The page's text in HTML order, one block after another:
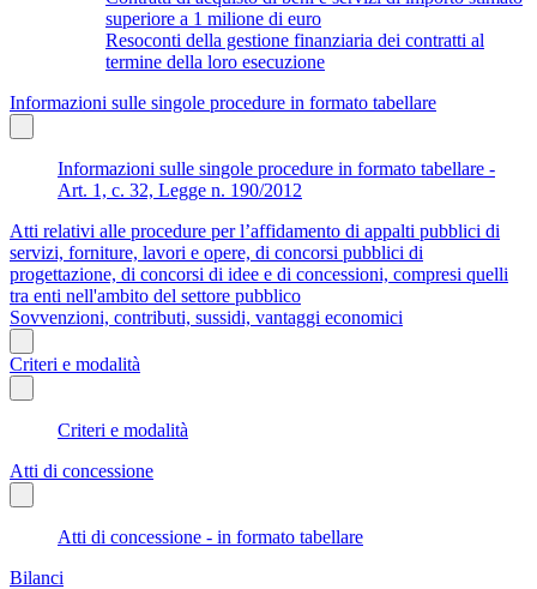
superiore a 1 milione di euro
Resoconti della gestione finanziaria dei contratti al
termine della loro esecuzione
Informazioni sulle singole procedure in formato tabellare
Informazioni sulle singole procedure in formato tabellare -
Art. 1, c. 32, Legge n. 190/2012
Atti relativi alle procedure per l’affidamento di appalti pubblici di
servizi, forniture, lavori e opere, di concorsi pubblici di
progettazione, di concorsi di idee e di concessioni, compresi quelli
tra enti nell'ambito del settore pubblico
Sovvenzioni, contributi, sussidi, vantaggi economici
Criteri e modalità
Criteri e modalità
Atti di concessione
Atti di concessione - in formato tabellare
Bilanci